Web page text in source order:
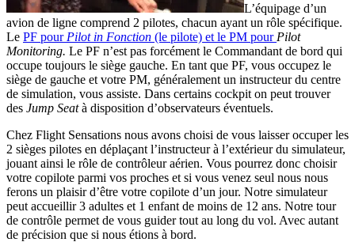
L’équipage d’un
avion de ligne comprend 2 pilotes, chacun ayant un rôle spécifique.
Le PF pour Pilot in Fonction (le pilote) et le PM pour Pilot
Monitoring. Le PF n’est pas forcément le Commandant de bord qui
occupe toujours le siège gauche. En tant que PF, vous occupez le
siège de gauche et votre PM, généralement un instructeur du centre
de simulation, vous assiste. Dans certains cockpit on peut trouver
des Jump Seatà disposition d’observateurs éventuels.
Chez Flight Sensations nous avons choisi de vous laisser occuper les
2 sièges pilotes en déplaçant l’instructeur à l’extérieur du simulateur,
jouant ainsi le rôle de contrôleur aérien. Vous pourrez donc choisir
votre copilote parmi vos proches et si vous venez seul nous nous
ferons un plaisir d’être votre copilote d’un jour. Notre simulateur
peut accueillir 3 adultes et 1 enfant de moins de 12 ans. Notre tour
de contrôle permet de vous guider tout au long du vol. Avec autant
de précision que si nous étions à bord.